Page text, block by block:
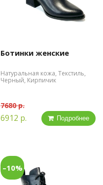
Ботинки женские
Натуральная кожа, Текстиль,
Черный, Кирпичик
7680 р.
6912 р. Подробнее
–10%